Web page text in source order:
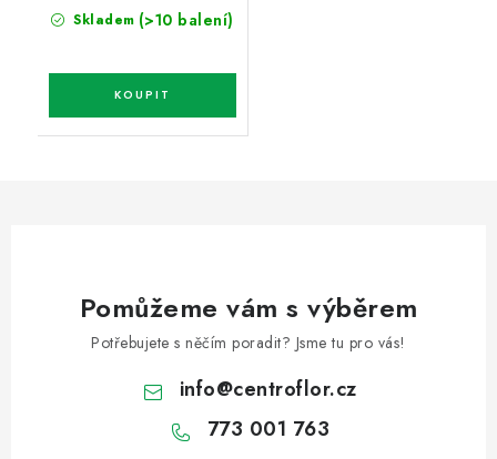
Skladem (>10 balení)
Pomůžeme vám s výběrem
Potřebujete s něčím poradit? Jsme tu pro vás!
info@centroflor.cz
773 001 763